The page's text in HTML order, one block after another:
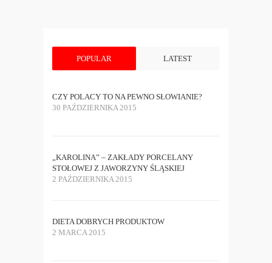
POPULAR LATEST
CZY POLACY TO NA PEWNO SŁOWIANIE?
30 PAŹDZIERNIKA 2015
„KAROLINA” – ZAKŁADY PORCELANY
STOŁOWEJ Z JAWORZYNY ŚLĄSKIEJ
2 PAŹDZIERNIKA 2015
DIETA DOBRYCH PRODUKTOW
2 MARCA 2015